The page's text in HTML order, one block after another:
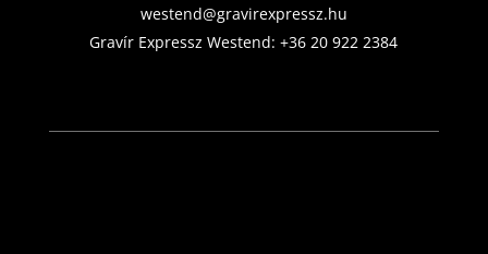
westend@gravirexpressz.hu
Gravír Expressz Westend:+36 20 922 2384